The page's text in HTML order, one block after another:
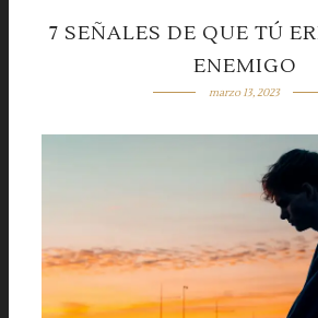
7 SEÑALES DE QUE TÚ
ENEMIGO
marzo 13, 2023